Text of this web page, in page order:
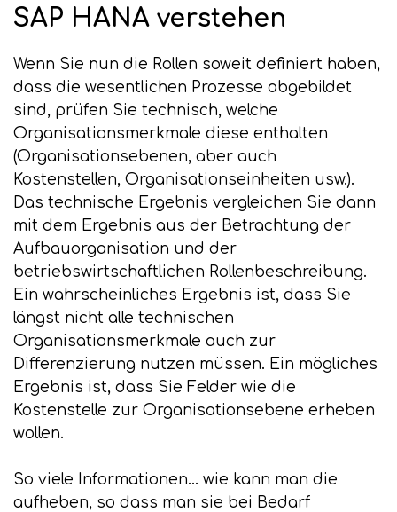
SAP HANA verstehen
Wenn Sie nun die Rollen soweit definiert haben,
dass die wesentlichen Prozesse abgebildet
sind, prüfen Sie technisch, welche
Organisationsmerkmale diese enthalten
(Organisationsebenen, aber auch
Kostenstellen, Organisationseinheiten usw.).
Das technische Ergebnis vergleichen Sie dann
mit dem Ergebnis aus der Betrachtung der
Aufbauorganisation und der
betriebswirtschaftlichen Rollenbeschreibung.
Ein wahrscheinliches Ergebnis ist, dass Sie
längst nicht alle technischen
Organisationsmerkmale auch zur
Differenzierung nutzen müssen. Ein mögliches
Ergebnis ist, dass Sie Felder wie die
Kostenstelle zur Organisationsebene erheben
wollen.
So viele Informationen... wie kann man die
aufheben, so dass man sie bei Bedarf